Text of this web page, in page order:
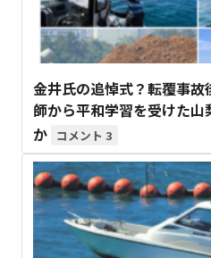
金井氏の追悼式？転覆事
師から平和学習を受けた山
か
3